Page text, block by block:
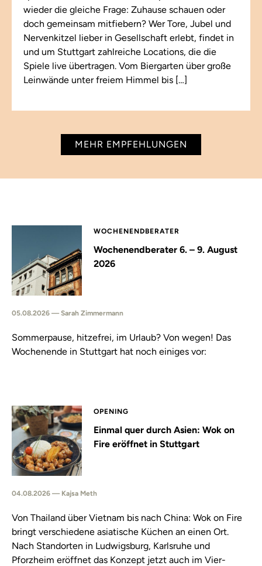
wieder die gleiche Frage: Zuhause schauen oder
doch gemeinsam mitfiebern? Wer Tore, Jubel und
Nervenkitzel lieber in Gesellschaft erlebt, findet in
und um Stuttgart zahlreiche Locations, die die
Spiele live übertragen. Vom Biergarten über große
Leinwände unter freiem Himmel bis […]
MEHR EMPFEHLUNGEN
WOCHENENDBERATER
Wochenendberater 6. – 9. August
2026
05.08.2026 — Sarah Zimmermann
Sommerpause, hitzefrei, im Urlaub? Von wegen! Das
Wochenende in Stuttgart hat noch einiges vor:
OPENING
Einmal quer durch Asien: Wok on
Fire eröffnet in Stuttgart
04.08.2026 — Kajsa Meth
Von Thailand über Vietnam bis nach China: Wok on Fire
bringt verschiedene asiatische Küchen an einen Ort.
Nach Standorten in Ludwigsburg, Karlsruhe und
Pforzheim eröffnet das Konzept jetzt auch im Vier-